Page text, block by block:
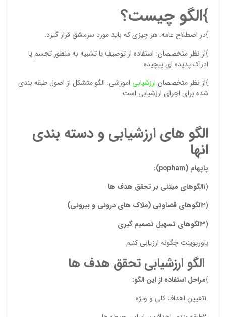
}الگو چیست؟
}در اصطلاح عامه: هر چیزی که باید مورد سرمشق قرار گیرد.
}از نظر متخصصان: استفاده از توصیف یا تشبیه به منظور تجسم یا
ادراک پدیده ای پیچیده
}از نظر متخصصان ارزشیابی اموزشی: الگو متشکل از اصول طبقه بندی
شده برای اجرای ارزشیابی است
الگو های ارزشیابی و دسته بندی
انها
پاپهام (popham
):
(1 الگوهای مبتنی بر تحقق هدف ها
(2 الگوهای قضاوتی (ملاک های درونی و بیرونی)
(3 الگوهای تسهیل تصمیم گیری
پاورپوینت چگونه ارزیابی کنیم
الگو ارزشیابی تحقق هدف ها
}مراحل استفاده از این الگو:
.1تعیین اهداف کلی و ویژه